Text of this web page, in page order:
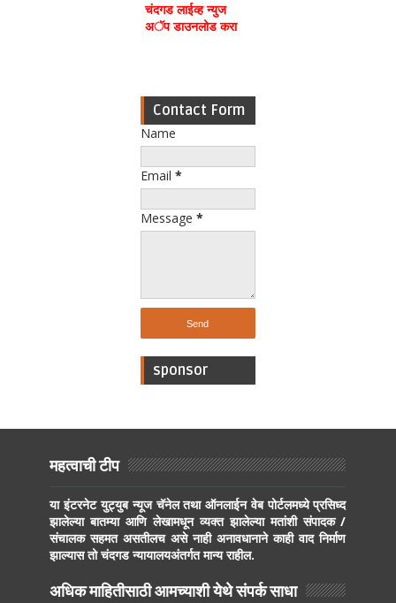
चंदगड लाईव्ह न्युज
अॅप डाउनलोड करा
Contact Form
Name
Email *
Message *
sponsor
महत्वाची टीप
या इंटरनेट युट्युब न्यूज चॅनेल तथा ऑनलाईन वेब पोर्टलमध्ये प्रसिध्द
झालेल्या बातम्या आणि लेखामधून व्यक्त झालेल्या मतांशी संपादक /
संचालक सहमत असतीलच असे नाही अनावधानाने काही वाद निर्माण
झाल्यास तो चंदगड न्यायालयअंतर्गत मान्य राहील.
अधिक माहितीसाठी आमच्याशी येथे संपर्क साधा